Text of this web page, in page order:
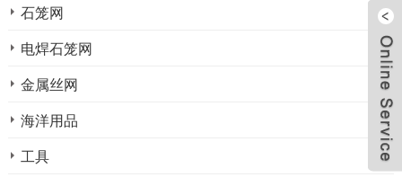
石笼网
电焊石笼网
金属丝网
海洋用品
工具